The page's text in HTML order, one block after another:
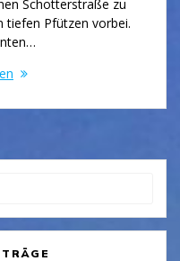
Schotterstraße zu
tiefen Pfützen vorbei.